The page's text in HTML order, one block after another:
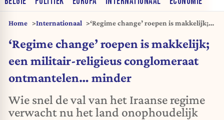
Home Internationaal
‘Regime change’ roepen is makkelijk;
ontmantelen… minder
‘Regime change’ roepen is makkelijk;
een militair-religieus conglomeraat
ontmantelen… minder
Wie snel de val van het Iraanse regime
verwacht nu het land onophoudelijk